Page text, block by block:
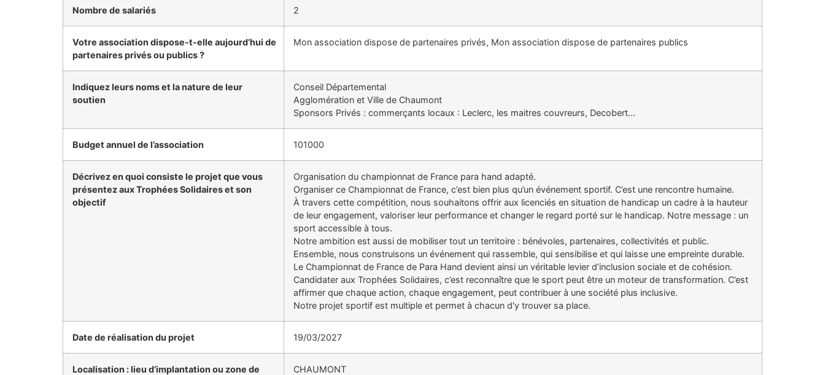
Nombre de salariés 2
Votre association dispose-t-elle aujourd’hui de
partenaires privés ou publics ?
Mon association dispose de partenaires privés, Mon association dispose de partenaires publics
Indiquez leurs noms et la nature de leur
soutien
Conseil Départemental
Agglomération et Ville de Chaumont
Sponsors Privés : commerçants locaux : Leclerc, les maitres couvreurs, Decobert...
Budget annuel de l’association 101000
Décrivez en quoi consiste le projet que vous
présentez aux Trophées Solidaires et son
objectif
Organisation du championnat de France para hand adapté.
Organiser ce Championnat de France, c’est bien plus qu’un événement sportif. C’est une rencontre humaine.
À travers cette compétition, nous souhaitons offrir aux licenciés en situation de handicap un cadre à la hauteur
de leur engagement, valoriser leur performance et changer le regard porté sur le handicap. Notre message : un
sport accessible à tous.
Notre ambition est aussi de mobiliser tout un territoire : bénévoles, partenaires, collectivités et public.
Ensemble, nous construisons un événement qui rassemble, qui sensibilise et qui laisse une empreinte durable.
Le Championnat de France de Para Hand devient ainsi un véritable levier d’inclusion sociale et de cohésion.
Candidater aux Trophées Solidaires, c’est reconnaître que le sport peut être un moteur de transformation. C’est
affirmer que chaque action, chaque engagement, peut contribuer à une société plus inclusive.
Notre projet sportif est multiple et permet à chacun d'y trouver sa place.
Date de réalisation du projet 19/03/2027
Localisation : lieu d’implantation ou zone de
CHAUMONT